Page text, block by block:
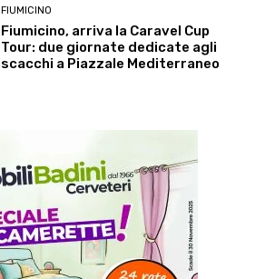
FIUMICINO
Fiumicino, arriva la Caravel Cup
Tour: due giornate dedicate agli
scacchi a Piazzale Mediterraneo